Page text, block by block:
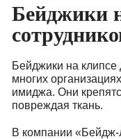
Бейджики
Бейджики на клипсе
многих
имиджа. Они
повреждая ткань.
В компании